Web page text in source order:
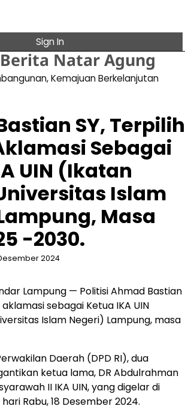
Sign In
Natar Agung
Kemajuan Berkelanjutan
SY, Terpilih
Sebagai
UIN (Ikatan
Islam
Masa
-2030.
2024
Lampung — Politisi Ahmad Bastian
sebagai Ketua IKA UIN
Islam Negeri) Lampung, masa
Daerah (DPD RI), dua
ketua lama, DR Abdulrahman
II IKA UIN, yang digelar di
Rabu, 18 Desember 2024.